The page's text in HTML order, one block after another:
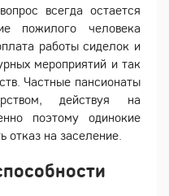
всегда остается
пожилого человека
работы сиделок и
мероприятий и так
Частные пансионаты
действуя на
поэтому одинокие
на заселение.